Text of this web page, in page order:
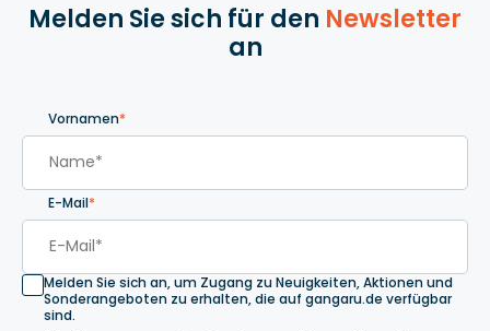
Melden Sie sich für den Newsletter
an
Vornamen*
E-Mail*
Melden Sie sich an, um Zugang zu Neuigkeiten, Aktionen und
Sonderangeboten zu erhalten, die auf gangaru.de verfügbar
sind.